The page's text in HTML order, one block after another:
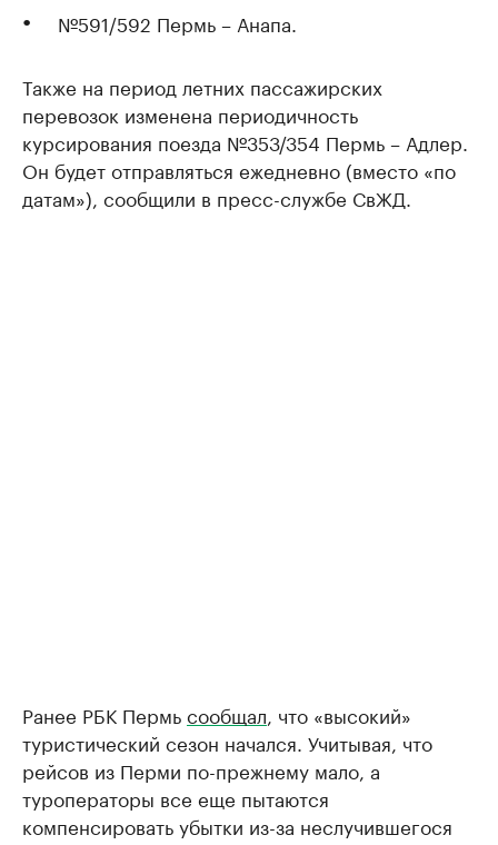
№591/592 Пермь – Анапа.
Также на период летних пассажирских
перевозок изменена периодичность
курсирования поезда №353/354 Пермь – Адлер.
Он будет отправляться ежедневно (вместо «по
датам»), сообщили в пресс-службе СвЖД.
Ранее РБК Пермьсообщал , что «высокий»
туристический сезон начался. Учитывая, что
рейсов из Перми по-прежнему мало, а
туроператоры все еще пытаются
компенсировать убытки из-за неслучившегося